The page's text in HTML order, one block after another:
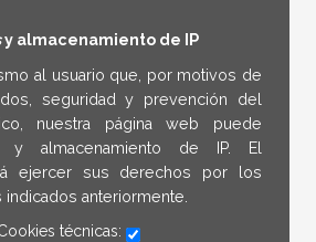
y almacenamiento de IP
al usuario que, por motivos de
seguridad y prevención del
nuestra página web puede
y almacenamiento de IP. El
ejercer sus derechos por los
anteriormente.
técnicas: